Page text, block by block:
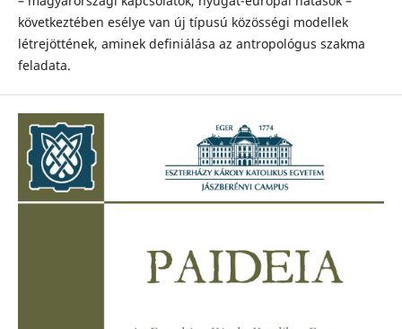
következtében esélye van új típusú közösségi modellek
létrejöttének, aminek definiálása az antropológus szakma
feladata.